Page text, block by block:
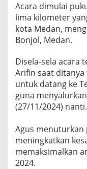
n
B
e
n
g
M
e
a
Acara dimulai
lima kilometer
kota Medan,
Bonjol, Medan.
Disela-sela acara
Arifin saat
untuk datang ke
guna
(27/11/2024) nanti.
Agus menuturkan
meningkatkan
memaksimalkan
2024.